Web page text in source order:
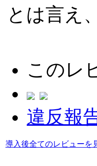
とは言え
このレ
違反報
導入後全てのレビューを